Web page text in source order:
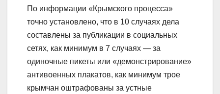
По информации «Крымского процесса»
точно установлено, что в 10 случаях дела
составлены за публикации в социальных
сетях, как минимум в 7 случаях — за
одиночные пикеты или «демонстрирование»
антивоенных плакатов, как минимум трое
крымчан оштрафованы за устные